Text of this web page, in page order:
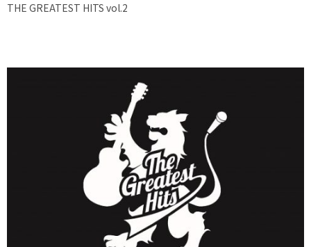
THE GREATEST HITS vol.2